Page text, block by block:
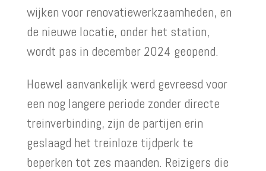
wijken voor renovatiewerkzaamheden, en
de nieuwe locatie, onder het station,
wordt pas in december 2024 geopend.
Hoewel aanvankelijk werd gevreesd voor
een nog langere periode zonder directe
treinverbinding, zijn de partijen erin
geslaagd het treinloze tijdperk te
beperken tot zes maanden. Reizigers die